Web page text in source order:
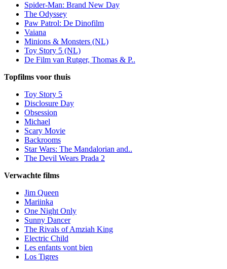
Spider-Man: Brand New Day
The Odyssey
Paw Patrol: De Dinofilm
Vaiana
Minions & Monsters (NL)
Toy Story 5 (NL)
De Film van Rutger, Thomas & P..
Topfilms voor thuis
Toy Story 5
Disclosure Day
Obsession
Michael
Scary Movie
Backrooms
Star Wars: The Mandalorian and..
The Devil Wears Prada 2
Verwachte films
Jim Queen
Mariinka
One Night Only
Sunny Dancer
The Rivals of Amziah King
Electric Child
Les enfants vont bien
Los Tigres